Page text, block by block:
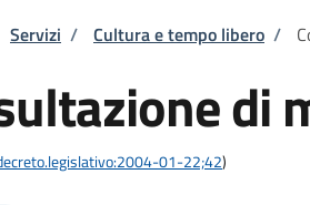
di pane
Servizi / Cultura e tempo libero /
di
01-22;42)